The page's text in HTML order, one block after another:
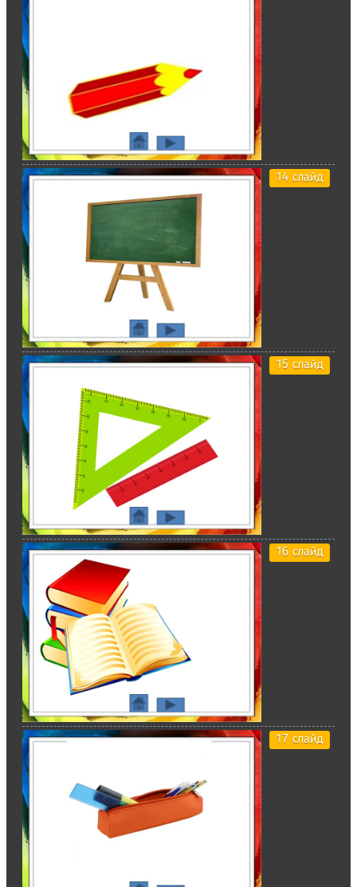
14 слайд
15 слайд
16 слайд
17 слайд